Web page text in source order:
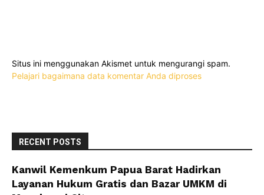
Situs ini menggunakan Akismet untuk mengurangi spam.
Pelajari bagaimana data komentar Anda diproses
RECENT POSTS
Kanwil Kemenkum Papua Barat Hadirkan
Layanan Hukum Gratis dan Bazar UMKM di